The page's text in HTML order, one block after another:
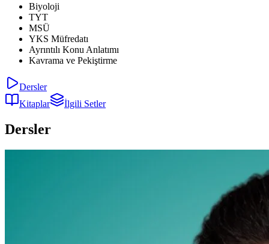
Biyoloji
TYT
MSÜ
YKS Müfredatı
Ayrıntılı Konu Anlatımı
Kavrama ve Pekiştirme
Dersler
Kitaplar
İlgili Setler
Dersler